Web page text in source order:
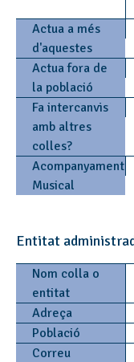
Actua a més
d'aquestes
Actua fora de
la població
Fa intercanvis
amb altres
colles?
Acompanyament
Musical
Entitat
Nom colla o
entitat
Adreça
Població
Correu